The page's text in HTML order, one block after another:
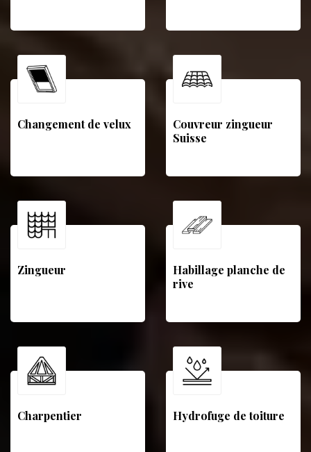
Changement de velux
Couvreur zingueur
Suisse
Zingueur
Habillage planche de
rive
Charpentier Hydrofuge de toiture